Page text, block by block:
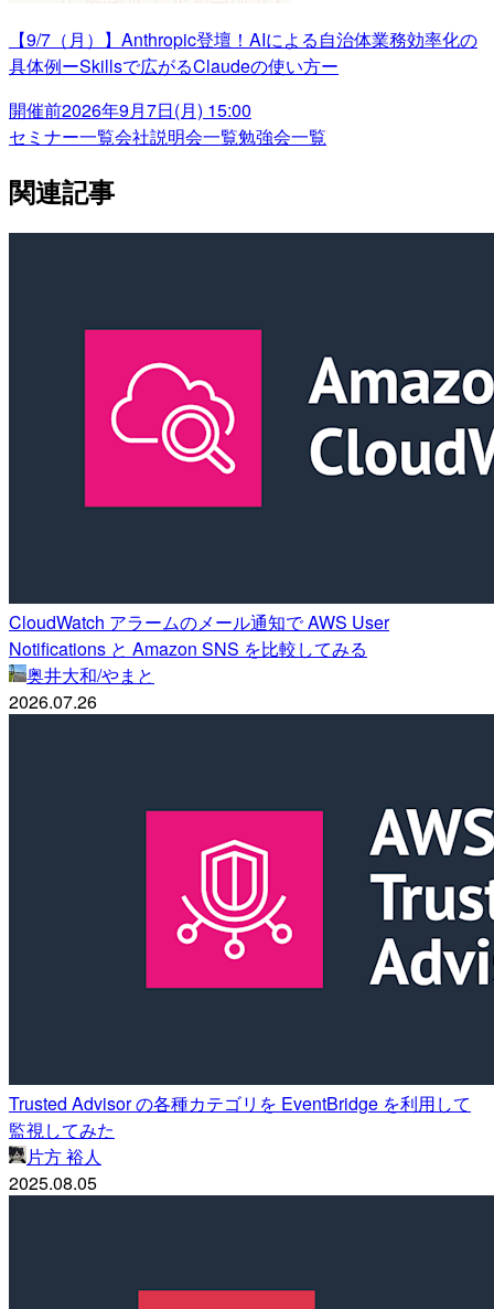
【9/7（月）】Anthropic登壇！AIによる自治体業務効率化の
具体例ーSkillsで広がるClaudeの使い方ー
開催前2026年9月7日(月) 15:00
セミナー一覧会社説明会一覧勉強会一覧
関連記事
CloudWatch アラームのメール通知で AWS User
Notifications と Amazon SNS を比較してみる
奥井大和/やまと
2026.07.26
Trusted Advisor の各種カテゴリを EventBridge を利用して
監視してみた
片方 裕人
2025.08.05